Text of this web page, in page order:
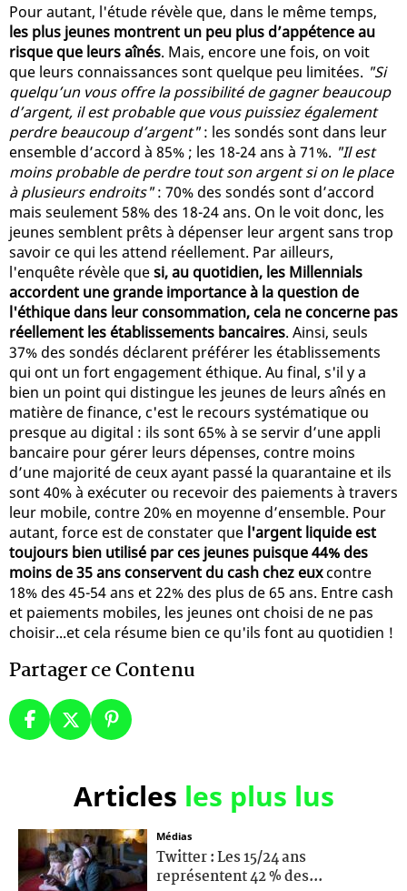
Pour autant, l'étude révèle que, dans le même temps,
les plus jeunes montrent un peu plus d’appétence au
risque que leurs aînés. Mais, encore une fois, on voit
que leurs connaissances sont quelque peu limitées. "Si
quelqu’un vous offre la possibilité de gagner beaucoup
d’argent, il est probable que vous puissiez également
perdre beaucoup d’argent": les sondés sont dans leur
ensemble d’accord à 85% ; les 18-24 ans à 71%. "Il est
moins probable de perdre tout son argent si on le place
à plusieurs endroits": 70% des sondés sont d’accord
mais seulement 58% des 18-24 ans. On le voit donc, les
jeunes semblent prêts à dépenser leur argent sans trop
savoir ce qui les attend réellement. Par ailleurs,
l'enquête révèle quesi, au quotidien, les Millennials
accordent une grande importance à la question de
l'éthique dans leur consommation, cela ne concerne pas
réellement les établissements bancaires. Ainsi, seuls
37% des sondés déclarent préférer les établissements
qui ont un fort engagement éthique. Au final, s'il y a
bien un point qui distingue les jeunes de leurs aînés en
matière de finance, c'est le recours systématique ou
presque au digital : ils sont 65% à se servir d’une appli
bancaire pour gérer leurs dépenses, contre moins
d’une majorité de ceux ayant passé la quarantaine et ils
sont 40% à exécuter ou recevoir des paiements à travers
leur mobile, contre 20% en moyenne d’ensemble. Pour
autant, force est de constater que l'argent liquide est
toujours bien utilisé par ces jeunes puisque 44% des
moins de 35 ans conservent du cash chez euxcontre
18% des 45-54 ans et 22% des plus de 65 ans. Entre cash
et paiements mobiles, les jeunes ont choisi de ne pas
choisir...et cela résume bien ce qu'ils font au quotidien !
Partager ce Contenu
Articles les plus lus
Médias
Twitter : Les 15/24 ans
représentent 42 % des...